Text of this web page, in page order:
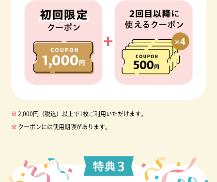
2,000円（税込）以上で1枚ご利用いただけます。
クーポンには使用期限があります。